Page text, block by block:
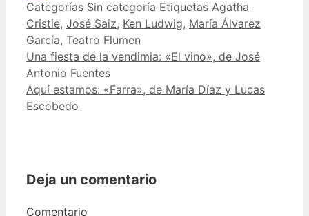
Compartir
Categorías Sin categoría Etiquetas Agatha
Cristie, José Saiz, Ken Ludwig, María Álvarez
García, Teatro Flumen
Una fiesta de la vendimia: «El vino», de José
Antonio Fuentes
Aquí estamos: «Farra», de María Díaz y Lucas
Escobedo
Deja un comentario
Comentario